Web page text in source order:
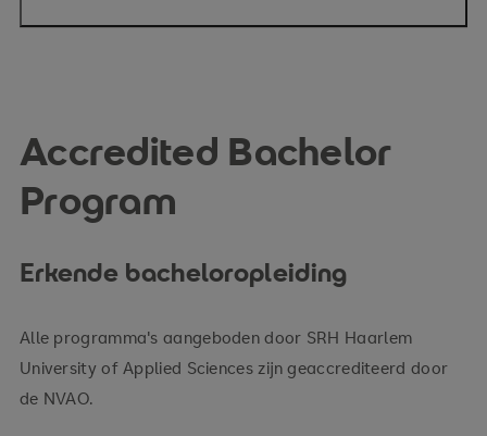
Intakegesprek (indien nodig)
Ontvang je acceptatiebrief en studiecontract
(Indien nodig) wij vragen je visum aan
Accredited Bachelor
Program
Erkende bacheloropleiding
Alle programma's aangeboden door SRH Haarlem
University of Applied Sciences zijn geaccrediteerd door
de NVAO.